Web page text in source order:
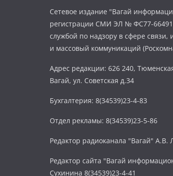
Сетевое издание "Вагай
регистрации СМИ ЭЛ № ФС77-
службой по надзору в сфере
и массовый коммуникаций
Адрес редакции: 626 240,
Вагай, ул. Советская д.34
Бухгалтерия: 8(34539)23-4-83
Отдел рекламы: 8(34539)23-5-86
Редактор радиоканала "Вагай" А.В.
Редактор сайта "Вагай
Сухинина 8(34539)23-4-41